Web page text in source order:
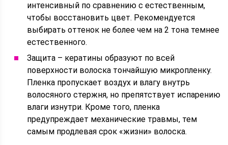
интенсивный по сравнению с естественным,
чтобы восстановить цвет. Рекомендуется
выбирать оттенок не более чем на 2 тона темнее
естественного.
Защита – кератины образуют по всей
поверхности волоска тончайшую микропленку.
Пленка пропускает воздух и влагу внутрь
волосяного стержня, но препятствует испарению
влаги изнутри. Кроме того, пленка
предупреждает механические травмы, тем
самым продлевая срок «жизни» волоска.